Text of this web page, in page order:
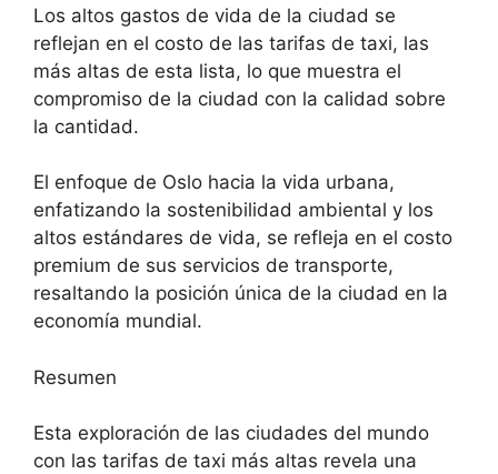
Los altos gastos de vida de la ciudad se
reflejan en el costo de las tarifas de taxi, las
más altas de esta lista, lo que muestra el
compromiso de la ciudad con la calidad sobre
la cantidad.
El enfoque de Oslo hacia la vida urbana,
enfatizando la sostenibilidad ambiental y los
altos estándares de vida, se refleja en el costo
premium de sus servicios de transporte,
resaltando la posición única de la ciudad en la
economía mundial.
Resumen
Esta exploración de las ciudades del mundo
con las tarifas de taxi más altas revela una